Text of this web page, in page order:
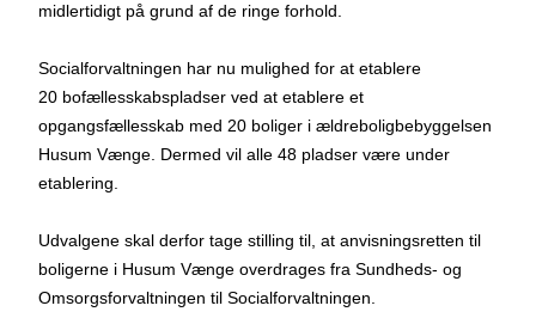
midlertidigt på grund af de ringe forhold.
Socialforvaltningen har nu mulighed for at etablere
20 bofællesskabspladser ved at etablere et
opgangsfællesskab med 20 boliger i ældreboligbebyggelsen
Husum Vænge. Dermed vil alle 48 pladser være under
etablering.
Udvalgene skal derfor tage stilling til, at anvisningsretten til
boligerne i Husum Vænge overdrages fra Sundheds- og
Omsorgsforvaltningen til Socialforvaltningen.